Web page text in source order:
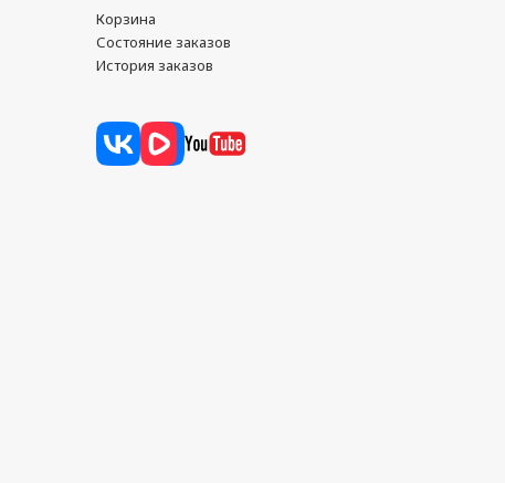
Корзина
Состояние заказов
История заказов